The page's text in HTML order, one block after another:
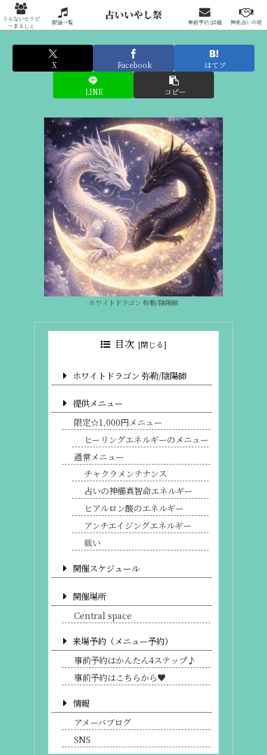
占いいやし祭りへの出展はこちらから
X Facebook はてブ
LINE コピー
ホワイトドラゴン 弥勒/陰陽師
目次
ホワイトドラゴン 弥勒/陰陽師
提供メニュー
限定☆1,000円メニュー
ヒーリングエネルギーのメニュー
通常メニュー
チャクラメンテナンス
占いの神櫛真智命エネルギー
ヒアルロン酸のエネルギー
アンチエイジングエネルギー
祓い
開催スケジュール
開催場所
Central space
来場予約（メニュー予約）
事前予約はかんたん4ステップ♪
事前予約はこちらから♥
情報
アメーバブログ
SNS
うらないセラピ
ーまるしぇ
配信一覧
占いいやし祭
事前予約/詳細 神楽占いの坂